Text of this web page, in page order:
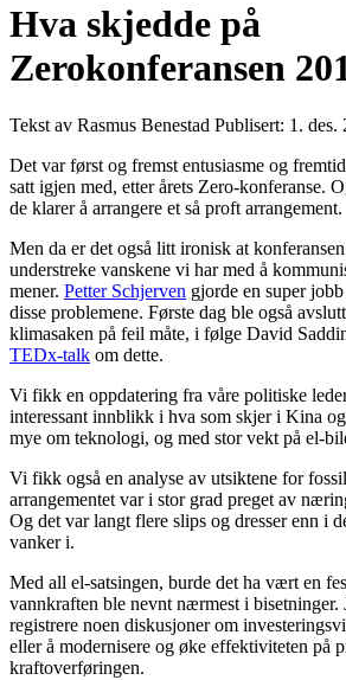
Hva skjedde på
Zerokonferansen
Tekst av Rasmus Benestad Publisert: 1. des.
Det var først og fremst entusiasme og
satt igjen med, etter årets Zero-konferanse.
de klarer å arrangere et så proft arrangement.
Men da er det også litt ironisk at konferansen
understreke vanskene vi har med å
mener. Petter Schjerven gjorde en super
disse problemene. Første dag ble også
klimasaken på feil måte, i følge David
TEDx-talk om dette.
Vi fikk en oppdatering fra våre politiske
interessant innblikk i hva som skjer i Kina
mye om teknologi, og med stor vekt på el-
Vi fikk også en analyse av utsiktene for
arrangementet var i stor grad preget av
Og det var langt flere slips og dresser enn i
vanker i.
Med all el-satsingen, burde det ha vært en
vannkraften ble nevnt nærmest i bisetninger.
registrere noen diskusjoner om
eller å modernisere og øke effektiviteten på
kraftoverføringen.